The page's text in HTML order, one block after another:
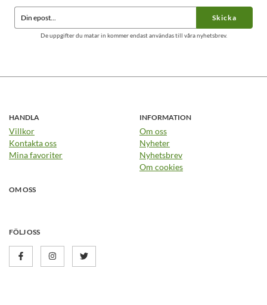
Skicka
De uppgifter du matar in kommer endast användas till våra nyhetsbrev.
HANDLA
Villkor
Kontakta oss
Mina favoriter
INFORMATION
Om oss
Nyheter
Nyhetsbrev
Om cookies
OM OSS
FÖLJ OSS